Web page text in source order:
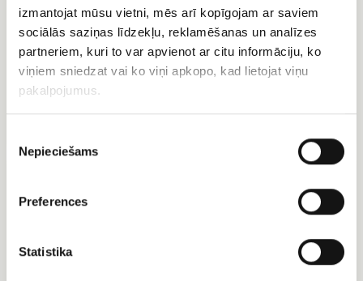
izmantojat mūsu vietni, mēs arī kopīgojam ar saviem
sociālās saziņas līdzekļu, reklamēšanas un analīzes
partneriem, kuri to var apvienot ar citu informāciju, ko
viņiem sniedzat vai ko viņi apkopo, kad lietojat viņu
pakalpojumus.
izvēle
Nepieciešams
Preferences
Statistika
Ogu grozs